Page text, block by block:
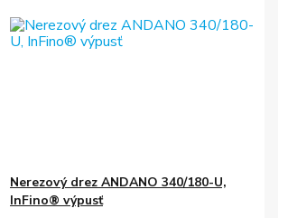
Nerezový drez ANDANO 340/180-U,
InFino® výpusť